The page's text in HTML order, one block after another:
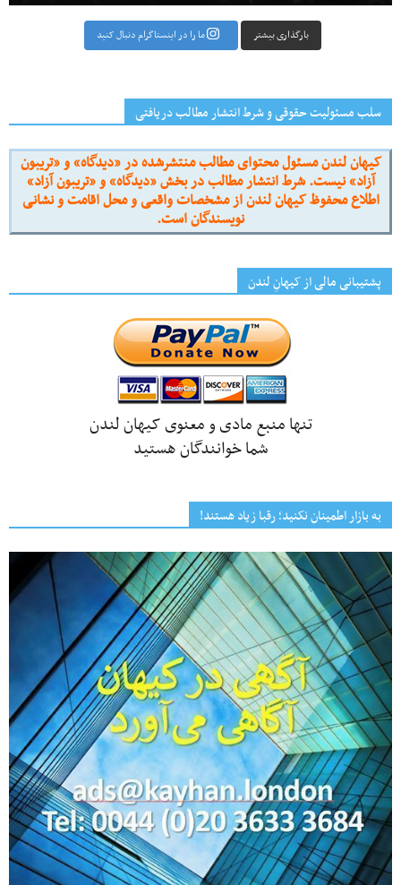
بارگذاری بیشتر ما را در اینستاگرام دنبال کنید
سلب مسئولیت حقوقی و شرط انتشار مطالب دریافتی
کیهان لندن مسئول محتوای مطالب منتشرشده در «دیدگاه» و «تریبون
آزاد» نیست. شرط انتشار مطالب در بخش «دیدگاه» و «تریبون آزاد»
اطلاع محفوظ کیهان لندن از مشخصات واقعی و محل اقامت و نشانی
نویسندگان است.
پشتیبانی مالی از کیهانِ لندن
تنها منبع مادی و معنوی کیهان لندن
شما خوانندگان هستید
به بازار اطمینان نکنید؛ رقبا زیاد هستند!